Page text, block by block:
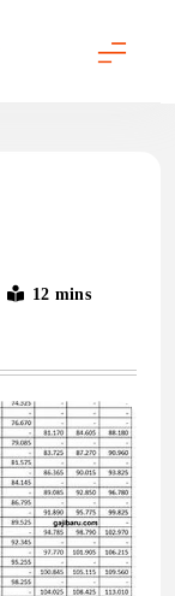
12 mins